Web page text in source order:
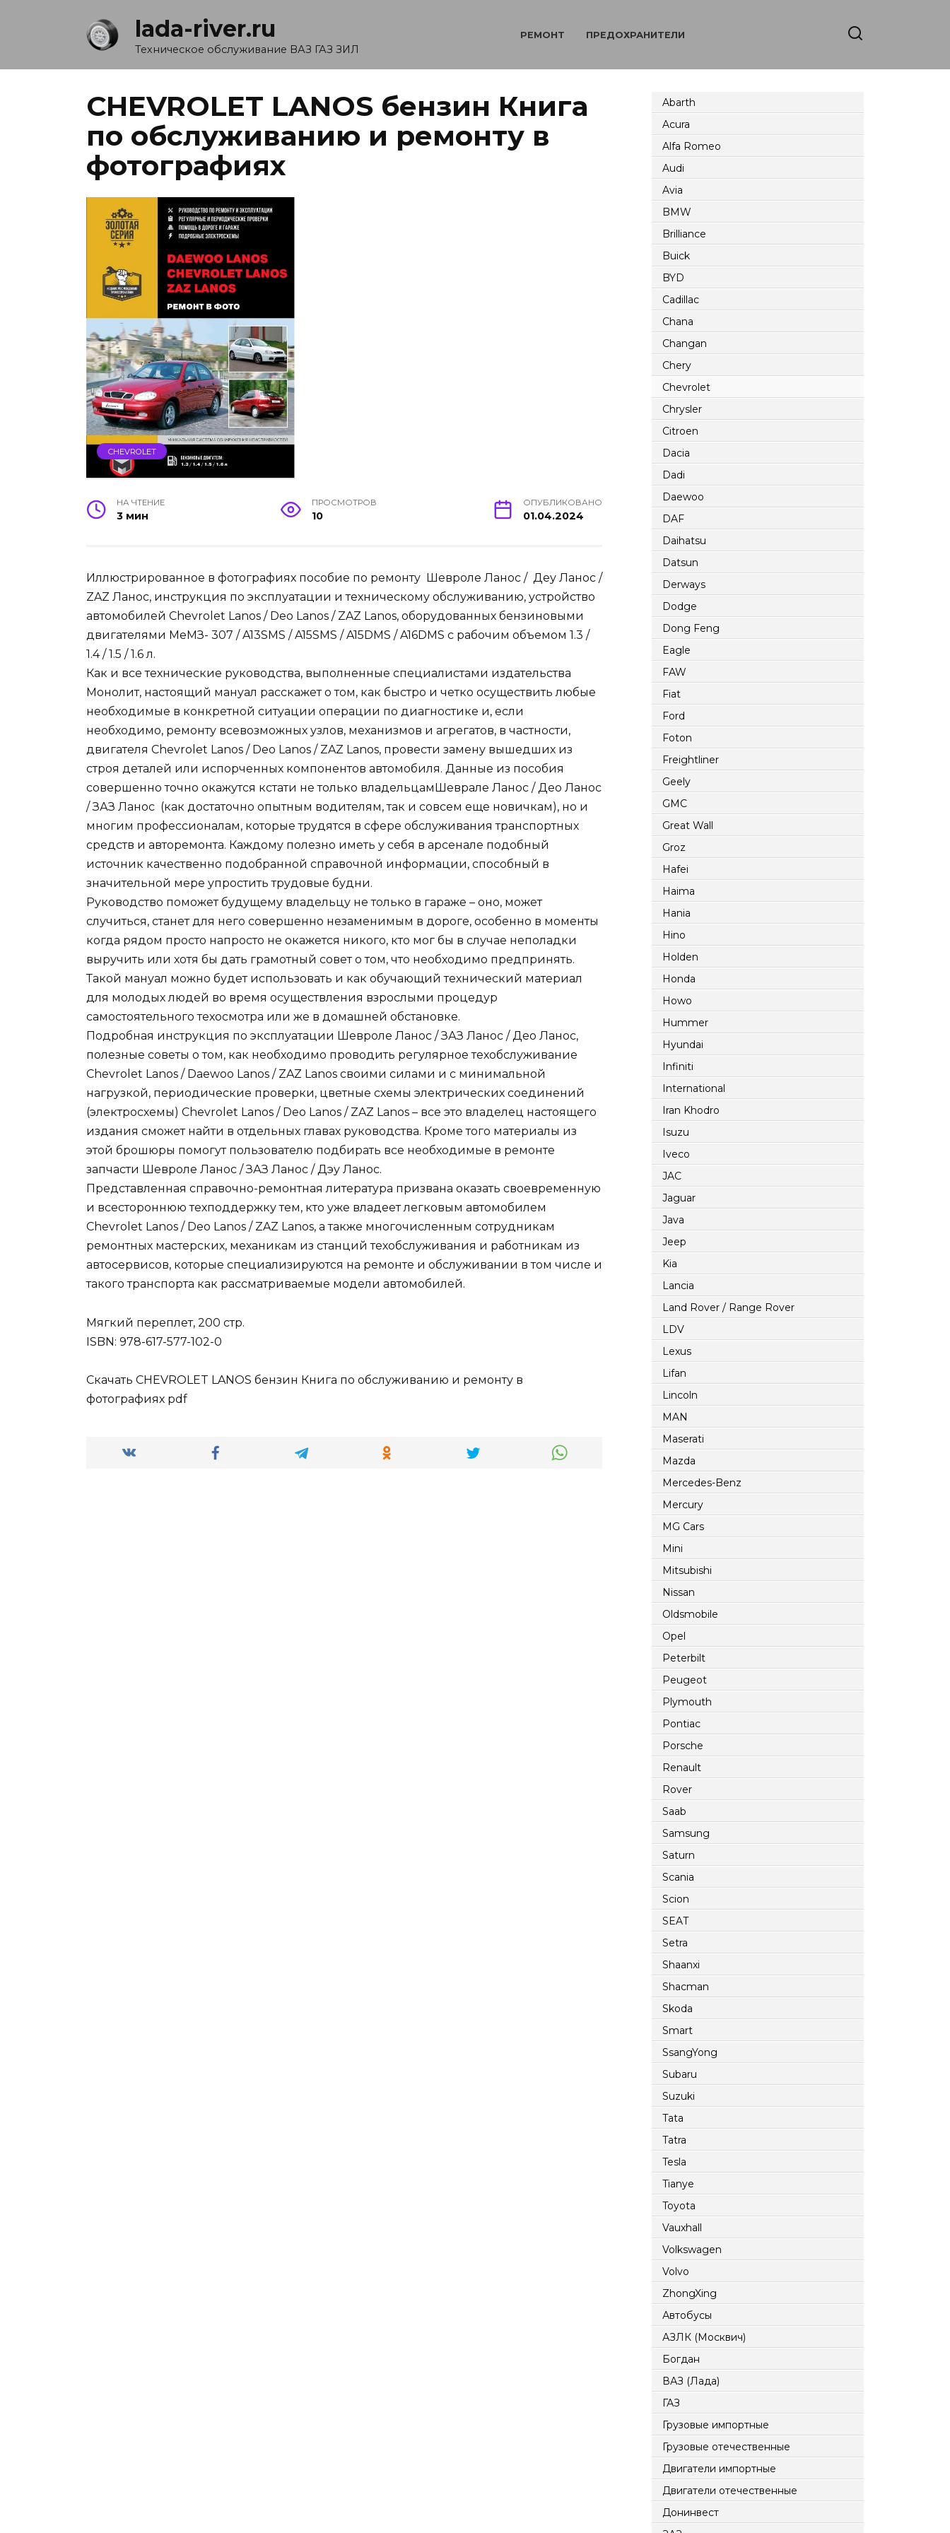
lada-river.ru
Техническое обслуживание ВАЗ ГАЗ ЗИЛ
РЕМОНТ ПРЕДОХРАНИТЕЛИ
CHEVROLET LANOS бензин Книга
по обслуживанию и ремонту в
фотографиях
CHEVROLET
НА ЧТЕНИЕ
3 мин
ПРОСМОТРОВ
10
ОПУБЛИКОВАНО
01.04.2024
Иллюстрированное в фотографиях пособие по ремонту Шевроле Ланос / Деу Ланос /
ZAZ Ланос, инструкция по эксплуатации и техническому обслуживанию, устройство
автомобилей Chevrolet Lanos / Deo Lanos / ZAZ Lanos, оборудованных бензиновыми
двигателями MеМЗ- 307 / A13SMS / A15SMS / A15DMS / A16DMS с рабочим объемом 1.3 /
1.4 / 1.5 / 1.6 л.
Как и все технические руководства, выполненные специалистами издательства
Монолит, настоящий мануал расскажет о том, как быстро и четко осуществить любые
необходимые в конкретной ситуации операции по диагностике и, если
необходимо, ремонту всевозможных узлов, механизмов и агрегатов, в частности,
двигателя Chevrolet Lanos / Deo Lanos / ZAZ Lanos, провести замену вышедших из
строя деталей или испорченных компонентов автомобиля. Данные из пособия
совершенно точно окажутся кстати не только владельцамШеврале Ланос / Део Ланос
/ ЗАЗ Ланос (как достаточно опытным водителям, так и совсем еще новичкам), но и
многим профессионалам, которые трудятся в сфере обслуживания транспортных
средств и авторемонта. Каждому полезно иметь у себя в арсенале подобный
источник качественно подобранной справочной информации, способный в
значительной мере упростить трудовые будни.
Руководство поможет будущему владельцу не только в гараже – оно, может
случиться, станет для него совершенно незаменимым в дороге, особенно в моменты
когда рядом просто напросто не окажется никого, кто мог бы в случае неполадки
выручить или хотя бы дать грамотный совет о том, что необходимо предпринять.
Такой мануал можно будет использовать и как обучающий технический материал
для молодых людей во время осуществления взрослыми процедур
самостоятельного техосмотра или же в домашней обстановке.
Подробная инструкция по эксплуатации Шевроле Ланос / ЗАЗ Ланос / Део Ланос,
полезные советы о том, как необходимо проводить регулярное техобслуживание
Chevrolet Lanos / Daewoo Lanos / ZAZ Lanos своими силами и с минимальной
нагрузкой, периодические проверки, цветные схемы электрических соединений
(электросхемы) Chevrolet Lanos / Deo Lanos / ZAZ Lanos – все это владелец настоящего
издания сможет найти в отдельных главах руководства. Кроме того материалы из
этой брошюры помогут пользователю подбирать все необходимые в ремонте
запчасти Шевроле Ланос / ЗАЗ Ланос / Дэу Ланос.
Представленная справочно-ремонтная литература призвана оказать своевременную
и всестороннюю техподдержку тем, кто уже владеет легковым автомобилем
Chevrolet Lanos / Deo Lanos / ZAZ Lanos, а также многочисленным сотрудникам
ремонтных мастерских, механикам из станций техобслуживания и работникам из
автосервисов, которые специализируются на ремонте и обслуживании в том числе и
такого транспорта как рассматриваемые модели автомобилей.
Мягкий переплет, 200 стр.
ISBN: 978-617-577-102-0
Скачать CHEVROLET LANOS бензин Книга по обслуживанию и ремонту в
фотографиях pdf
Abarth
Acura
Alfa Romeo
Audi
Avia
BMW
Brilliance
Buick
BYD
Cadillac
Chana
Changan
Chery
Chevrolet
Chrysler
Citroen
Dacia
Dadi
Daewoo
DAF
Daihatsu
Datsun
Derways
Dodge
Dong Feng
Eagle
FAW
Fiat
Ford
Foton
Freightliner
Geely
GMC
Great Wall
Groz
Hafei
Haima
Hania
Hino
Holden
Honda
Howo
Hummer
Hyundai
Infiniti
International
Iran Khodro
Isuzu
Iveco
JAC
Jaguar
Java
Jeep
Kia
Lancia
Land Rover / Range Rover
LDV
Lexus
Lifan
Lincoln
MAN
Maserati
Mazda
Mercedes-Benz
Mercury
MG Cars
Mini
Mitsubishi
Nissan
Oldsmobile
Opel
Peterbilt
Peugeot
Plymouth
Pontiac
Porsche
Renault
Rover
Saab
Samsung
Saturn
Scania
Scion
SEAT
Setra
Shaanxi
Shacman
Skoda
Smart
SsangYong
Subaru
Suzuki
Tata
Tatra
Tesla
Tianye
Toyota
Vauxhall
Volkswagen
Volvo
ZhongXing
Автобусы
АЗЛК (Москвич)
Богдан
ВАЗ (Лада)
ГАЗ
Грузовые импортные
Грузовые отечественные
Двигатели импортные
Двигатели отечественные
Донинвест